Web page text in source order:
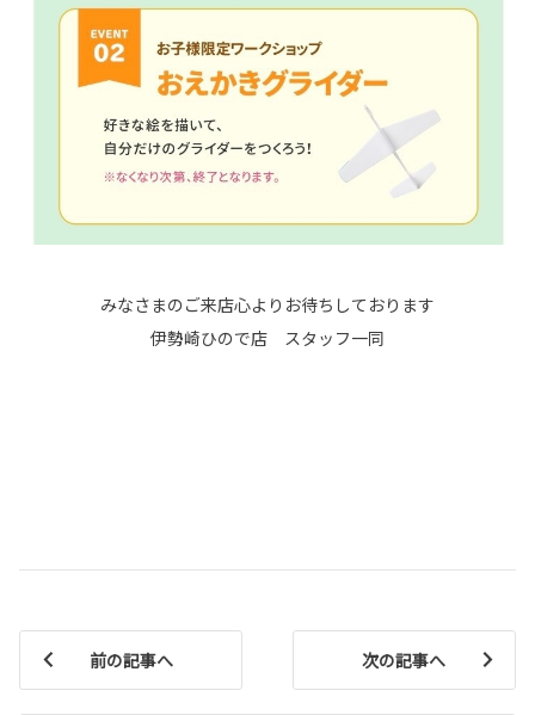
みなさまのご来店心よりお待ちしております
伊勢崎ひので店 スタッフ一同
前の記事へ 次の記事へ